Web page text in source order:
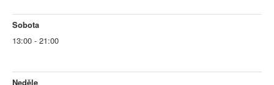
Sobota
13:00 - 21:00
Neděle